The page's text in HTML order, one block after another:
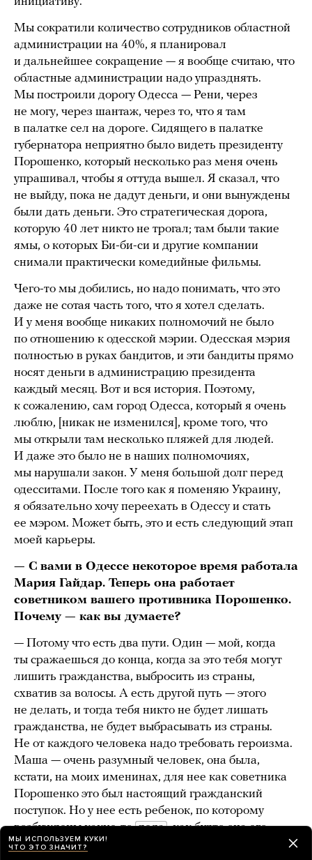
Мы сократили количество сотрудников областной
администрации на 40%, я планировал
и дальнейшее сокращение — я вообще считаю, что
областные администрации надо упразднять.
Мы построили дорогу Одесса — Рени, через
не могу, через шантаж, через то, что я там
в палатке сел на дороге. Сидящего в палатке
губернатора неприятно было видеть президенту
Порошенко, который несколько раз меня очень
упрашивал, чтобы я оттуда вышел. Я сказал, что
не выйду, пока не дадут деньги, и они вынуждены
были дать деньги. Это стратегическая дорога,
которую 40 лет никто не трогал; там были такие
ямы, о которых Би-би-си и другие компании
снимали практически комедийные фильмы.
Чего-то мы добились, но надо понимать, что это
даже не сотая часть того, что я хотел сделать.
И у меня вообще никаких полномочий не было
по отношению к одесской мэрии. Одесская мэрия
полностью в руках бандитов, и эти бандиты прямо
носят деньги в администрацию президента
каждый месяц. Вот и вся история. Поэтому,
к сожалению, сам город Одесса, который я очень
люблю, [никак не изменился], кроме того, что
мы открыли там несколько пляжей для людей.
И даже это было не в наших полномочиях,
мы нарушали закон. У меня большой долг перед
одесситами. После того как я поменяю Украину,
я обязательно хочу переехать в Одессу и стать
ее мэром. Может быть, это и есть следующий этап
моей карьеры.
— С вами в Одессе некоторое время работала
Мария Гайдар. Теперь она работает
советником вашего противника Порошенко.
Почему — как вы думаете?
— Потому что есть два пути. Один — мой, когда
ты сражаешься до конца, когда за это тебя могут
лишить гражданства, выбросить из страны,
схватив за волосы. А есть другой путь — этого
не делать, и тогда тебя никто не будет лишать
гражданства, не будет выбрасывать из страны.
Не от каждого человека надо требовать героизма.
Маша — очень разумный человек, она была,
кстати, на моих именинах, для нее как советника
Порошенко это был настоящий гражданский
поступок. Но у нее есть ребенок, по которому
возбуждены какие-то дела , как будто она его,
этого ребенка, там похитила, в России. У этого
МЫ ИСПОЛЬЗУЕМ КУКИ!
ЧТО ЭТО ЗНАЧИТ?